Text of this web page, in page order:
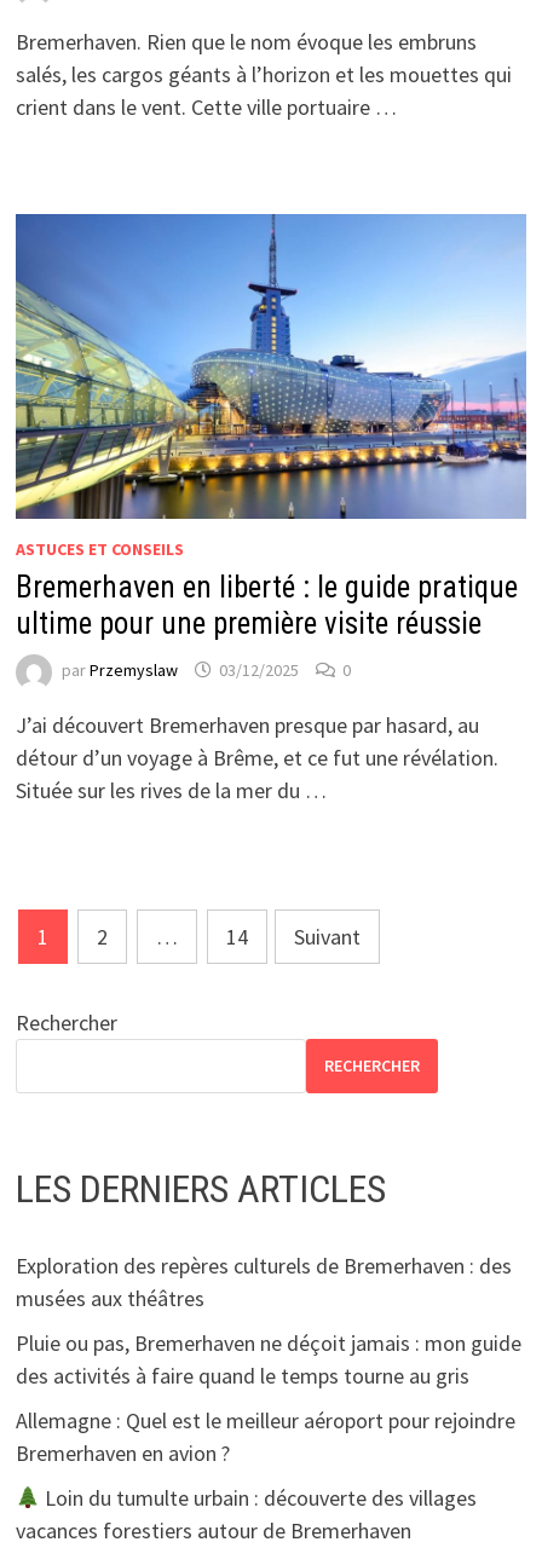
Bremerhaven. Rien que le nom évoque les embruns
salés, les cargos géants à l’horizon et les mouettes qui
crient dans le vent. Cette ville portuaire …
ASTUCES ET CONSEILS
Bremerhaven en liberté : le guide pratique
ultime pour une première visite réussie
parPrzemyslaw 03/12/2025 0
J’ai découvert Bremerhaven presque par hasard, au
détour d’un voyage à Brême, et ce fut une révélation.
Située sur les rives de la mer du …
Pagination
des
publications
1 2 … 14 Suivant
Rechercher
RECHERCHER
LES DERNIERS ARTICLES
Exploration des repères culturels de Bremerhaven : des
musées aux théâtres
Pluie ou pas, Bremerhaven ne déçoit jamais : mon guide
des activités à faire quand le temps tourne au gris
Allemagne : Quel est le meilleur aéroport pour rejoindre
Bremerhaven en avion ?
Loin du tumulte urbain : découverte des villages
vacances forestiers autour de Bremerhaven